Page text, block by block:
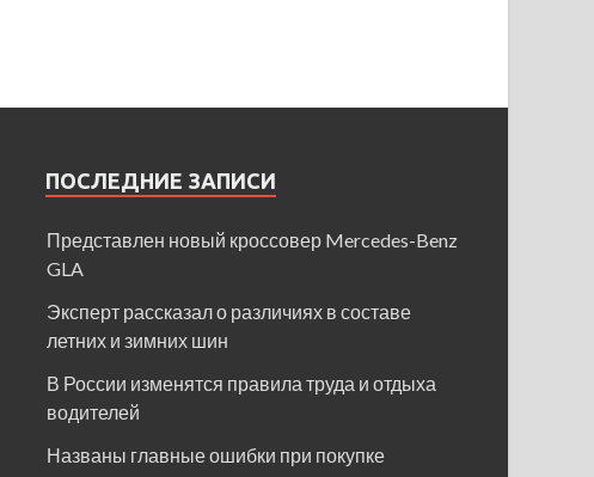
ПОСЛЕДНИЕ ЗАПИСИ
Представлен новый кроссовер Mercedes-Benz
GLA
Эксперт рассказал о различиях в составе
летних и зимних шин
В России изменятся правила труда и отдыха
водителей
Названы главные ошибки при покупке